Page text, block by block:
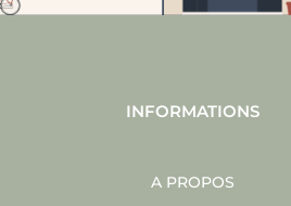
INFORMATIONS
A PROPOS